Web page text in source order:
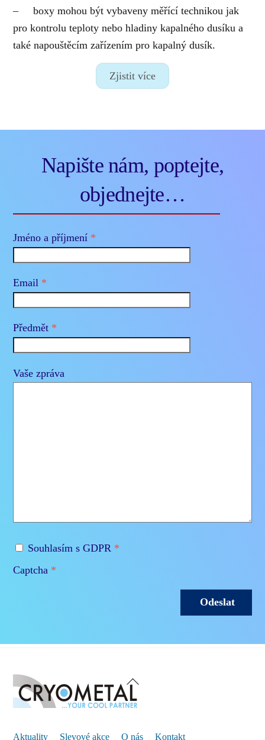
– boxy mohou být vybaveny měřící technikou jak
pro kontrolu teploty nebo hladiny kapalného dusíku a
také napouštěcím zařízením pro kapalný dusík.
Zjistit více
Napište nám, poptejte,
objednejte…
Jméno a příjmení *
Email *
Předmět *
Vaše zpráva
Souhlasím s GDPR *
Captcha *
Odeslat
Back
To
Aktuality Slevové akce O nás Kontakt